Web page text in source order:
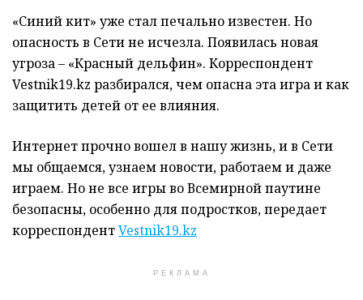
«Синий кит» уже стал печально известен. Но
опасность в Сети не исчезла. Появилась новая
угроза – «Красный дельфин». Корреспондент
Vestnik19.kz разбирался, чем опасна эта игра и как
защитить детей от ее влияния.
Интернет прочно вошел в нашу жизнь, и в Сети
мы общаемся, узнаем новости, работаем и даже
играем. Но не все игры во Всемирной паутине
безопасны, особенно для подростков, передает
корреспондентVestnik19.kz
РЕКЛАМА